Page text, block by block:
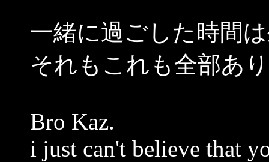
一緒に過ごした時間
それもこれも全部あ
Bro Kaz.
i just can't believe that